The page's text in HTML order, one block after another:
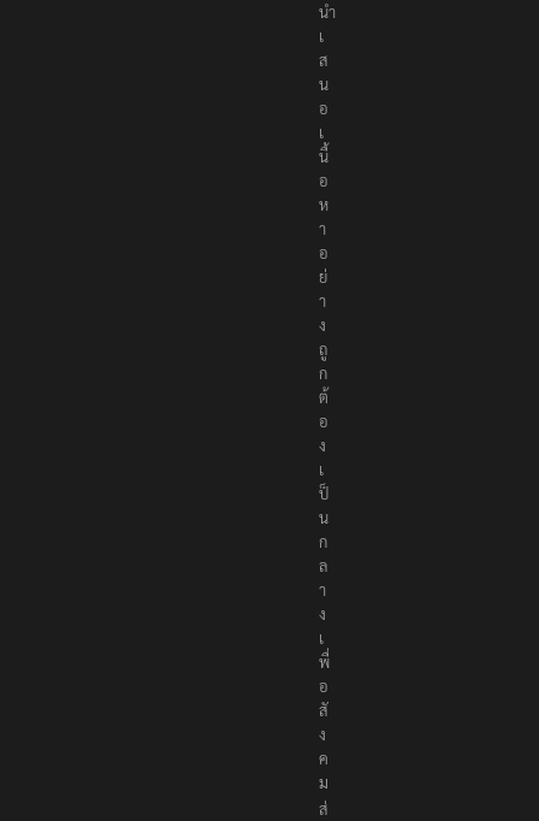
นำ
เ
ส
น
อ
เ
นื้
อ
ห
า
อ
ย่
า
ง
ถู
ก
ต้
อ
ง
เ
ป็
น
ก
ล
า
ง
เ
พื่
อ
สั
ง
ค
ม
ส่